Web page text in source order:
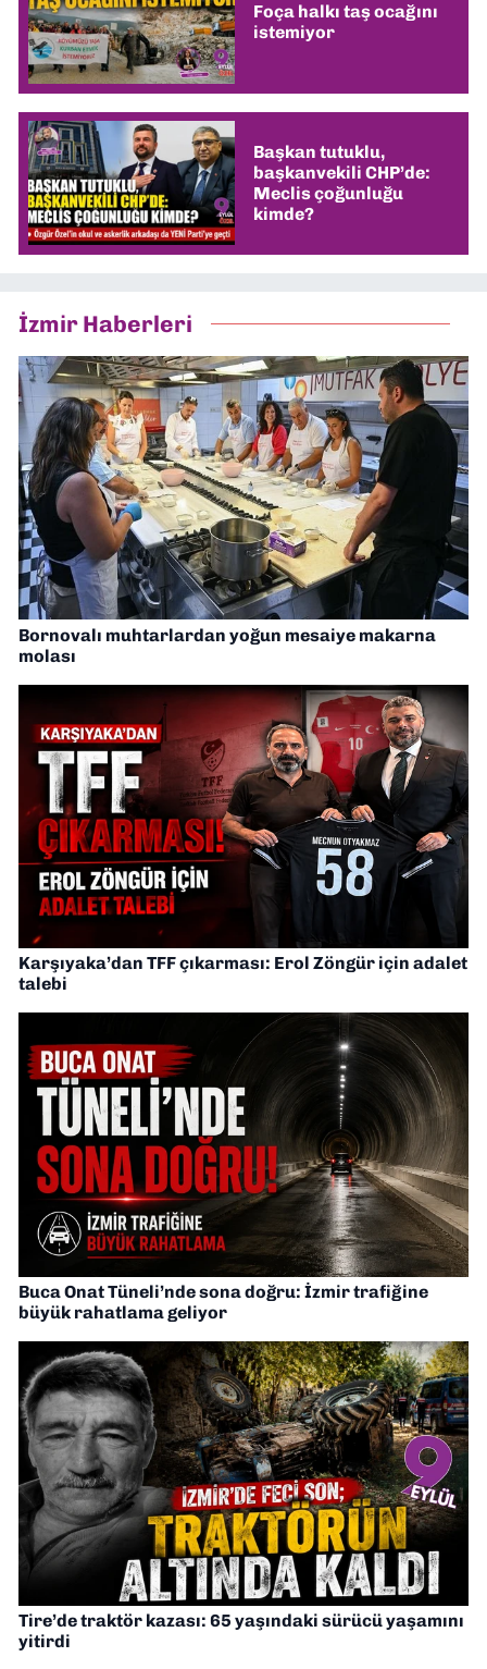
Foça halkı taş ocağını
istemiyor
Başkan tutuklu,
başkanvekili CHP’de:
Meclis çoğunluğu
kimde?
İzmir Haberleri
Bornovalı muhtarlardan yoğun mesaiye makarna
molası
Karşıyaka’dan TFF çıkarması: Erol Zöngür için adalet
talebi
Buca Onat Tüneli’nde sona doğru: İzmir trafiğine
büyük rahatlama geliyor
Tire’de traktör kazası: 65 yaşındaki sürücü yaşamını
yitirdi